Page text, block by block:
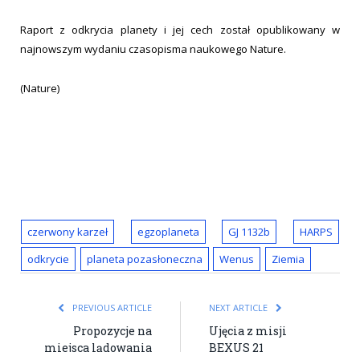
Raport z odkrycia planety i jej cech został opublikowany w
najnowszym wydaniu czasopisma naukowego Nature.
(Nature)
czerwony karzeł egzoplaneta GJ 1132b
HARPS
odkrycie
planeta pozasłoneczna Wenus Ziemia
PREVIOUS ARTICLE
Propozycje na
miejsca lądowania
NEXT ARTICLE
Ujęcia z misji
BEXUS 21